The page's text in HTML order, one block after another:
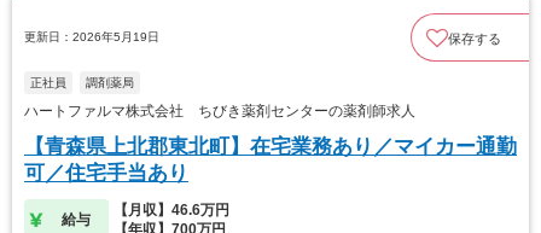
更新日：2026年5月19日 保存する
正社員 調剤薬局
ハートファルマ株式会社 ちびき薬剤センターの薬剤師求人
【青森県上北郡東北町】在宅業務あり／マイカー通勤
可／住宅手当あり
給与
【月収】46.6万円
【年収】700万円